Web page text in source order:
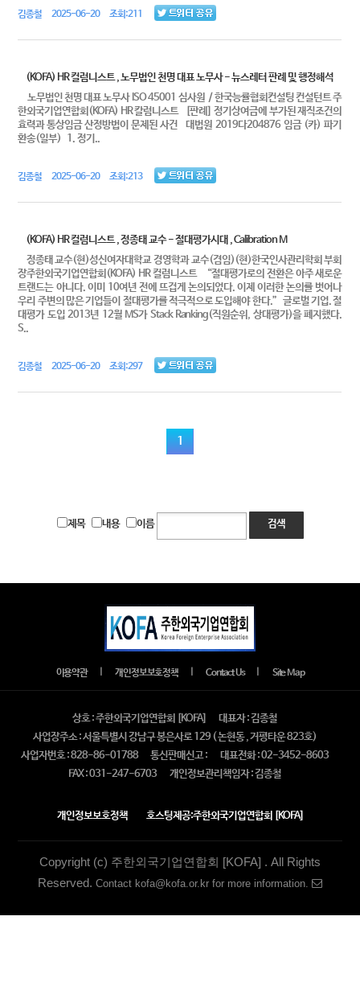
김종철 2025-06-20 조회:211
(KOFA) HR 컬럼니스트 , 노무법인 천명 대표 노무사 - 뉴스레터 판례 및 행정해석
노무법인 천명 대표 노무사 ISO 45001 심사원 / 한국능률협회컨설팅 컨설턴트 주
한외국기업연합회(KOFA) HR 칼럼니스트 [판례] 정기상여금에 부가된 재직조건의
효력과 통상임금 산정방법이 문제된 사건 대법원 2019다204876 임금 (카) 파기
환송(일부) 1. 정기..
김종철 2025-06-20 조회:213
(KOFA) HR 컬럼니스트 , 정종태 교수 - 절대평가시대 , Calibration M
정종태 교수(현)성신여자대학교 경영학과 교수(겸임)(현)한국인사관리학회 부회
장주한외국기업연합회(KOFA) HR 컬럼니스트 “절대평가로의 전환은 아주 새로운
트랜드는 아니다. 이미 10여년 전에 뜨겁게 논의되었다. 이제 이러한 논의를 벗어나
우리 주변의 많은 기업들이 절대평가를 적극적으로 도입해야 한다.” 글로벌 기업. 절
대평가 도입 2013년 12월 MS가 Stack Ranking(직원순위, 상대평가)을 폐지했다.
S..
김종철 2025-06-20 조회:297
1
제목 내용 이름 검색
이용약관 개인정보보호정책 Contact Us Site Map
상호 : 주한외국기업연합회 [KOFA]
대표자 : 김종철
사업장주소 : 서울특별시 강남구 봉은사로 129 ( 논현동 , 거평타운 823호)
사업자번호 : 828-86-01788
통신판매신고 :
대표전화 : 02-3452-8603
FAX : 031-247-6703
개인정보관리책임자 : 김종철
개인정보보호정책 호스팅제공:주한외국기업연합회 [KOFA]
Copyright (c) 주한외국기업연합회 [KOFA] . All Rights
Reserved. Contact kofa@kofa.or.kr for more information.